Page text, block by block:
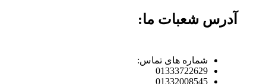
آدرس شعبات ما:
شماره های تماس:
01333722629
01332008545